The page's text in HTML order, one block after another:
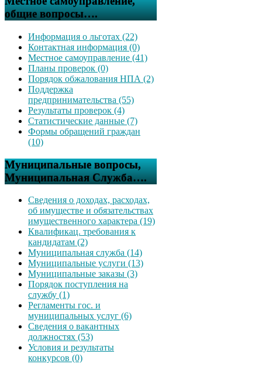
общие вопросы….
Информация о льготах (22)
Контактная информация (0)
Местное самоуправление (41)
Планы проверок (0)
Порядок обжалования НПА (2)
Поддержка
предпринимательства (55)
Результаты проверок (4)
Статистические данные (7)
Формы обращений граждан
(10)
Муниципальные вопросы,
Муниципальная Служба….
Сведения о доходах, расходах,
об имуществе и обязательствах
имущественного характера (19)
Квалификац. требования к
кандидатам (2)
Муниципальная служба (14)
Муниципальные услуги (13)
Муниципальные заказы (3)
Порядок поступления на
службу (1)
Регламенты гос. и
муниципальных услуг (6)
Сведения о вакантных
должностях (53)
Условия и результаты
конкурсов (0)